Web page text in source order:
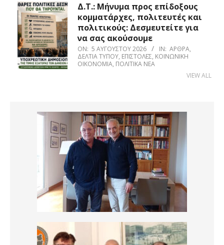
Δ.Τ.: Μήνυμα προς επίδοξους
κομματάρχες, πολιτευτές και
πολιτικούς: Δεσμευτείτε για
να σας ακούσουμε
ON: 5 ΑΥΓΟΎΣΤΟΥ 2026 IN: ΆΡΘΡΑ,
ΔΕΛΤΊΑ ΤΎΠΟΥ, ΕΠΙΣΤΟΛΈΣ, ΚΟΙΝΩΝΙΚΉ
ΟΙΚΟΝΟΜΊΑ, ΠΟΛΙΤΙΚΆ ΝΈΑ
VIEW ALL